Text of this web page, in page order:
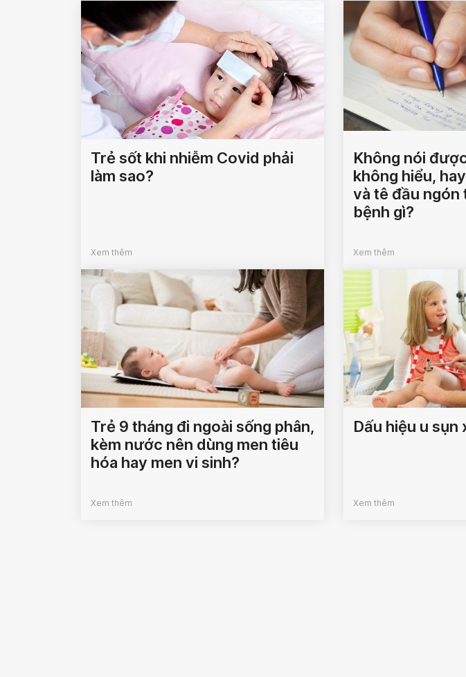
Trẻ sốt khi nhiễm Covid phải
làm sao?
Xem thêm
Không nói
không hiểu,
và tê đầu ngón
bệnh gì?
Xem thêm
Trẻ 9 tháng đi ngoài sống phân,
kèm nước nên dùng men tiêu
hóa hay men vi sinh?
Xem thêm
Dấu hiệu u
Xem thêm